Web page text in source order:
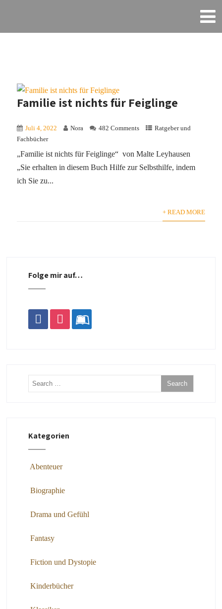
Familie ist nichts für Feiglinge
Juli 4, 2022 Nora 482 Comments
Ratgeber und
Fachbücher
„Familie ist nichts für Feiglinge“ von Malte Leyhausen
„Sie erhalten in diesem Buch Hilfe zur Selbsthilfe, indem
ich Sie zu...
+ READ MORE
Folge mir auf…
facebookinstagramleanpub
Kategorien
Abenteuer
Biographie
Drama und Gefühl
Fantasy
Fiction und Dystopie
Kinderbücher